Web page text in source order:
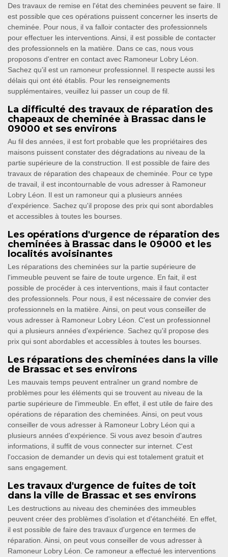
Des travaux de remise en l'état des cheminées peuvent se faire. Il
est possible que ces opérations puissent concerner les inserts de
cheminée. Pour nous, il va falloir contacter des professionnels
pour effectuer les interventions. Ainsi, il est possible de contacter
des professionnels en la matière. Dans ce cas, nous vous
proposons d'entrer en contact avec Ramoneur Lobry Léon.
Sachez qu'il est un ramoneur professionnel. Il respecte aussi les
délais qui ont été établis. Pour les renseignements
supplémentaires, veuillez lui passer un coup de fil.
La difficulté des travaux de réparation des
chapeaux de cheminée à Brassac dans le
09000 et ses environs
Au fil des années, il est fort probable que les propriétaires des
maisons puissent constater des dégradations au niveau de la
partie supérieure de la construction. Il est possible de faire des
travaux de réparation des chapeaux de cheminée. Pour ce type
de travail, il est incontournable de vous adresser à Ramoneur
Lobry Léon. Il est un ramoneur qui a plusieurs années
d'expérience. Sachez qu'il propose des prix qui sont abordables
et accessibles à toutes les bourses.
Les opérations d'urgence de réparation des
cheminées à Brassac dans le 09000 et les
localités avoisinantes
Les réparations des cheminées sur la partie supérieure de
l'immeuble peuvent se faire de toute urgence. En fait, il est
possible de procéder à ces interventions, mais il faut contacter
des professionnels. Pour nous, il est nécessaire de convier des
professionnels en la matière. Ainsi, on peut vous conseiller de
vous adresser à Ramoneur Lobry Léon. C'est un professionnel
qui a plusieurs années d'expérience. Sachez qu'il propose des
prix qui sont abordables et accessibles à toutes les bourses.
Les réparations des cheminées dans la ville
de Brassac et ses environs
Les mauvais temps peuvent entraîner un grand nombre de
problèmes pour les éléments qui se trouvent au niveau de la
partie supérieure de l'immeuble. En effet, il est utile de faire des
opérations de réparation des cheminées. Ainsi, on peut vous
conseiller de vous adresser à Ramoneur Lobry Léon qui a
plusieurs années d'expérience. Si vous avez besoin d'autres
informations, il suffit de vous connecter sur internet. C'est
l'occasion de demander un devis qui est totalement gratuit et
sans engagement.
Les travaux d'urgence de fuites de toit
dans la ville de Brassac et ses environs
Les destructions au niveau des cheminées des immeubles
peuvent créer des problèmes d'isolation et d'étanchéité. En effet,
il est possible de faire des travaux d'urgence en termes de
réparation. Ainsi, on peut vous conseiller de vous adresser à
Ramoneur Lobry Léon. Ce ramoneur a effectué les interventions